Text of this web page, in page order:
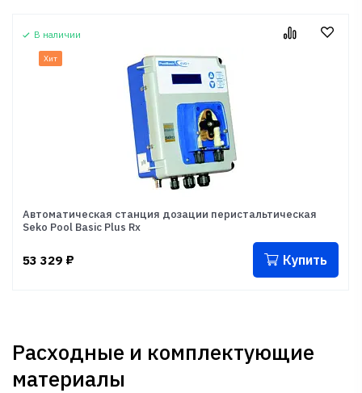
В наличии
Хит
Автоматическая станция дозации перистальтическая
Seko Pool Basic Plus Rx
53 329 ₽ Купить
Расходные и комплектующие
материалы